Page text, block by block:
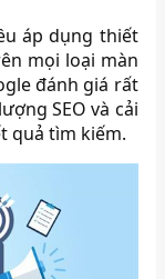
áp dụng thiết
mọi loại màn
đánh giá rất
SEO và cải
quả tìm kiếm.